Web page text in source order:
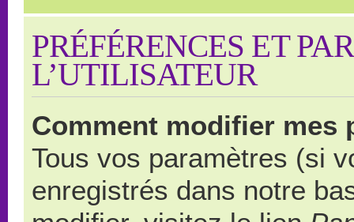
PRÉFÉRENCES ET
L’UTILISATEUR
Comment modifier mes
Tous vos paramètres (si
enregistrés dans notre